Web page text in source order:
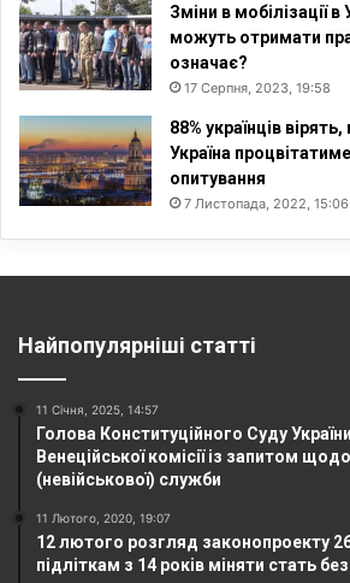
Зміни в мобілізації в
можуть отримати
означає?
17 Серпня, 2023, 19:58
88% українців
Україна
опитування
7 Листопада, 2022, 15:06
Найпопулярніші статті
11 Січня, 2025, 14:57
Голова Конституційного Суду
Венеційської комісії із запитом
(невійськової) служби
11 Лютого, 2020, 19:07
12 лютого розгляд законопроекту
підліткам з 14 років міняти стать